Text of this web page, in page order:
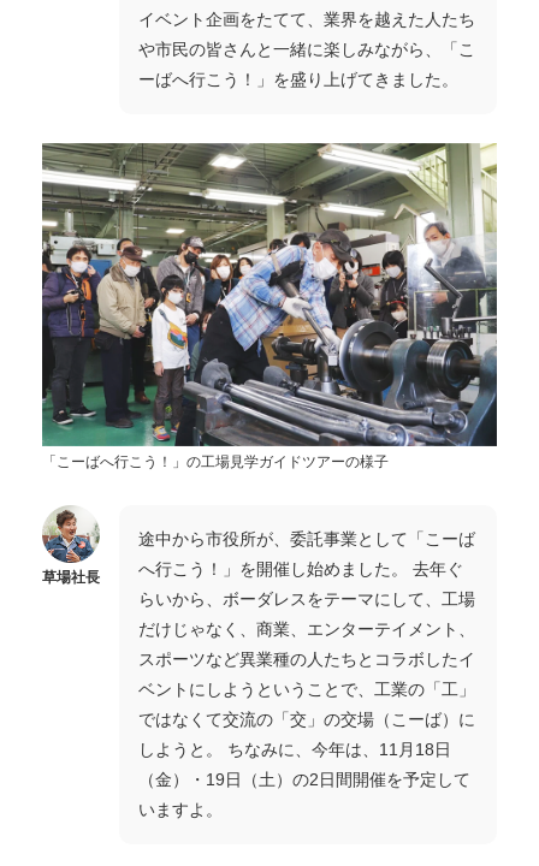
イベント企画をたてて、業界を越えた人たち
や市民の皆さんと一緒に楽しみながら、「こ
ーばへ行こう！」を盛り上げてきました。
「こーばへ行こう！」の工場見学ガイドツアーの様子
途中から市役所が、委託事業として「こーば
へ行こう！」を開催し始めました。 去年ぐ
らいから、ボーダレスをテーマにして、工場
だけじゃなく、商業、エンターテイメント、
スポーツなど異業種の人たちとコラボしたイ
ベントにしようということで、工業の「工」
ではなくて交流の「交」の交場（こーば）に
しようと。 ちなみに、今年は、11月18日
（金）・19日（土）の2日間開催を予定して
いますよ。
草場社長